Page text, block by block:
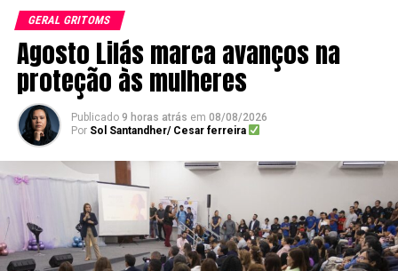
GERAL GRITOMS
Agosto Lilás marca avanços na
proteção às mulheres
Publicado 9 horas atrás em 08/08/2026
Por Sol Santandher/ Cesar ferreira